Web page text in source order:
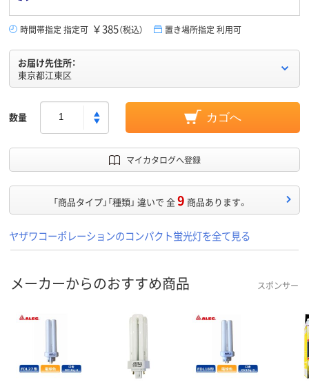
時間帯指定 指定可 ￥385（税込） 置き場所指定 利用可
お届け先住所：
東京都江東区
数量 カゴへ
マイカタログへ登録
「商品タイプ」「種類」 違いで 全9 商品あります。
ヤザワコーポレーションのコンパクト蛍光灯を全て見る
メーカーからのおすすめ商品 スポンサー